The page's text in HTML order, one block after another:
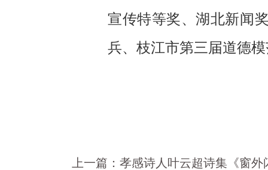
宣传特等奖、湖北新闻
兵、枝江市第三届道德
上一篇： 孝感诗人叶云超诗集《窗